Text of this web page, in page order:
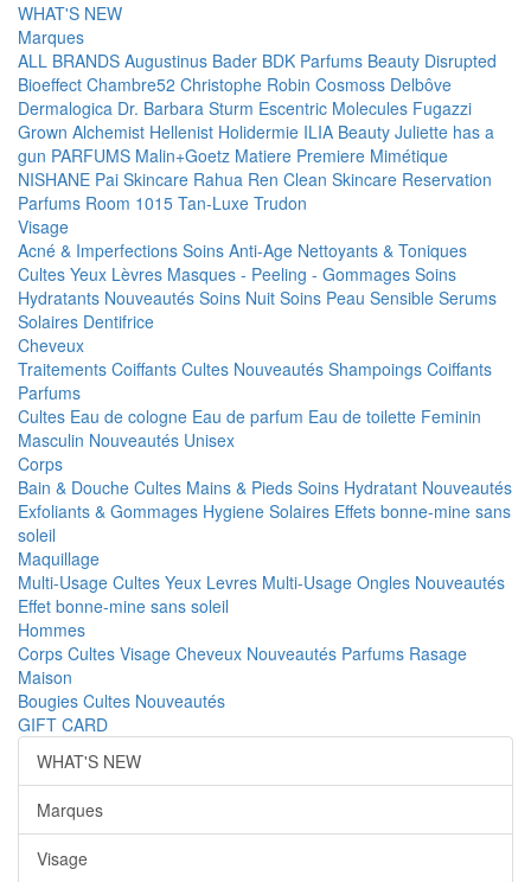
WHAT'S NEW
Marques
ALL BRANDS Augustinus Bader BDK Parfums Beauty Disrupted
Bioeffect Chambre52 Christophe Robin Cosmoss Delbôve
Dermalogica Dr. Barbara Sturm Escentric Molecules Fugazzi
Grown Alchemist Hellenist Holidermie ILIA Beauty Juliette has a
gun PARFUMS Malin+Goetz Matiere Premiere Mimétique
NISHANE Pai Skincare Rahua Ren Clean Skincare Reservation
Parfums Room 1015 Tan-Luxe Trudon
Visage
Acné & Imperfections Soins Anti-Age Nettoyants & Toniques
Cultes Yeux Lèvres Masques - Peeling - Gommages Soins
Hydratants Nouveautés Soins Nuit Soins Peau Sensible Serums
Solaires Dentifrice
Cheveux
Traitements Coiffants Cultes Nouveautés Shampoings Coiffants
Parfums
Cultes Eau de cologne Eau de parfum Eau de toilette Feminin
Masculin Nouveautés Unisex
Corps
Bain & Douche Cultes Mains & Pieds Soins Hydratant Nouveautés
Exfoliants & Gommages Hygiene Solaires Effets bonne-mine sans
soleil
Maquillage
Multi-Usage Cultes Yeux Levres Multi-Usage Ongles Nouveautés
Effet bonne-mine sans soleil
Hommes
Corps Cultes Visage Cheveux Nouveautés Parfums Rasage
Maison
Bougies Cultes Nouveautés
GIFT CARD
WHAT'S NEW
Marques
Visage